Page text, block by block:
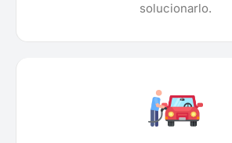
solucionarlo.